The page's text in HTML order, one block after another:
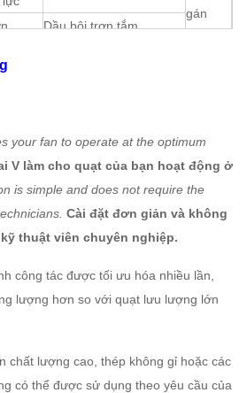
gán
Dầu bôi trơn tắm
ổ
TECO, SIMO, thương
hiệu Trung Quốc
Có thể
Q235, Q345, SS304,
SS316, HG785, DB685
...
khí,
xóc
Q235, Q345, SS304,
SS316, HG785, DB685
Thép 45 # (Thép kết cấu
your fan to operate at the optimum
V làm cho quạt của bạn hoạt động ở
is simple and does not require the
Cài đặt đơn giản và không
thuật viên chuyên nghiệp.
công tác được tối ưu hóa nhiều lần,
lượng hơn so với quạt lưu lượng lớn
chất lượng cao, thép không gỉ hoặc các
có thể được sử dụng theo yêu cầu của